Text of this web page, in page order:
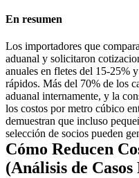
En resumen
Los importadores que
aduanal y solicitaron
anuales en fletes del 15-25%
rápidos. Más del 70% de los
aduanal internamente, y la
los costos por metro cúbico
demuestran que incluso
selección de socios pueden
Cómo Reducen
(Análisis de Casos